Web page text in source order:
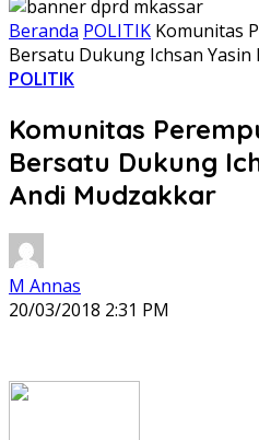
Beranda POLITIK Komunitas
Bersatu Dukung Ichsan
POLITIK
Komunitas
Bersatu Dukung
Andi Mudzakkar
M Annas
20/03/2018 2:31 PM